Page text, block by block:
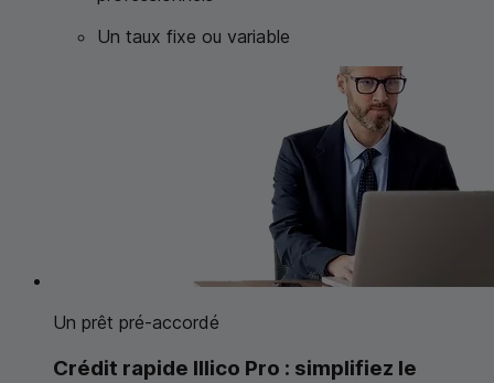
Un taux fixe ou variable
Un prêt pré-accordé
Crédit rapide Illico Pro : simplifiez le